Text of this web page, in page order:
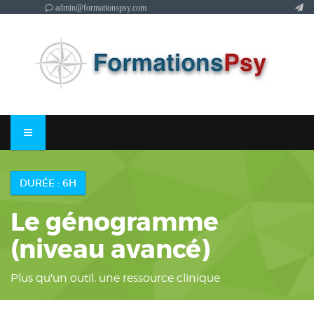
admin@formationspsy.com
DURÉE : 6H
Le génogramme
(niveau avancé)
Plus qu'un outil, une ressource clinique